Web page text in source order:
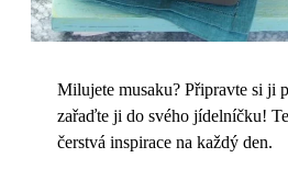
Milujete musaku? Připravte si ji
zařaďte ji do svého jídelníčku!
čerstvá inspirace na každý den.